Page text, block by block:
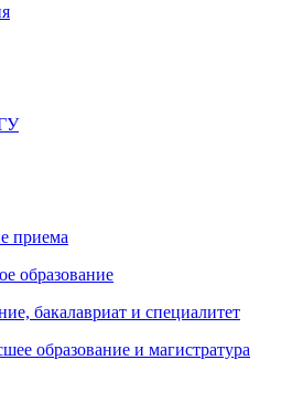
приема
образование
бакалавриат и специалитет
образование и магистратура